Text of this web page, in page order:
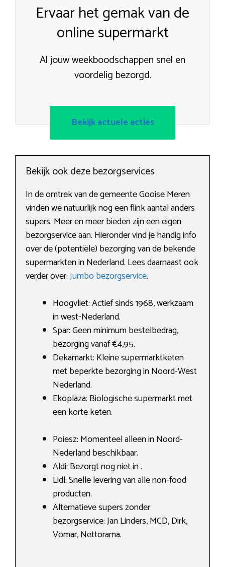
Ervaar het gemak van de
online supermarkt
Al jouw weekboodschappen snel en
voordelig bezorgd.
Bekijk actuele acties
Bekijk ook deze bezorgservices
In de omtrek van de gemeente Gooise Meren
vinden we natuurlijk nog een flink aantal anders
supers. Meer en meer bieden zijn een eigen
bezorgservice aan. Hieronder vind je handig info
over de (potentiële) bezorging van de bekende
supermarkten in Nederland. Lees daarnaast ook
verder over:Jumbo bezorgservice.
Hoogvliet: Actief sinds 1968, werkzaam
in west-Nederland.
Spar: Geen minimum bestelbedrag,
bezorging vanaf €4,95.
Dekamarkt: Kleine supermarktketen
met beperkte bezorging in Noord-West
Nederland.
Ekoplaza: Biologische supermarkt met
een korte keten.
Poiesz: Momenteel alleen in Noord-
Nederland beschikbaar.
Aldi: Bezorgt nog niet in .
Lidl: Snelle levering van alle non-food
producten.
Alternatieve supers zonder
bezorgservice: Jan Linders, MCD, Dirk,
Vomar, Nettorama.